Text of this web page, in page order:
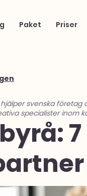
Priser
Paket
svenska
specialister inom